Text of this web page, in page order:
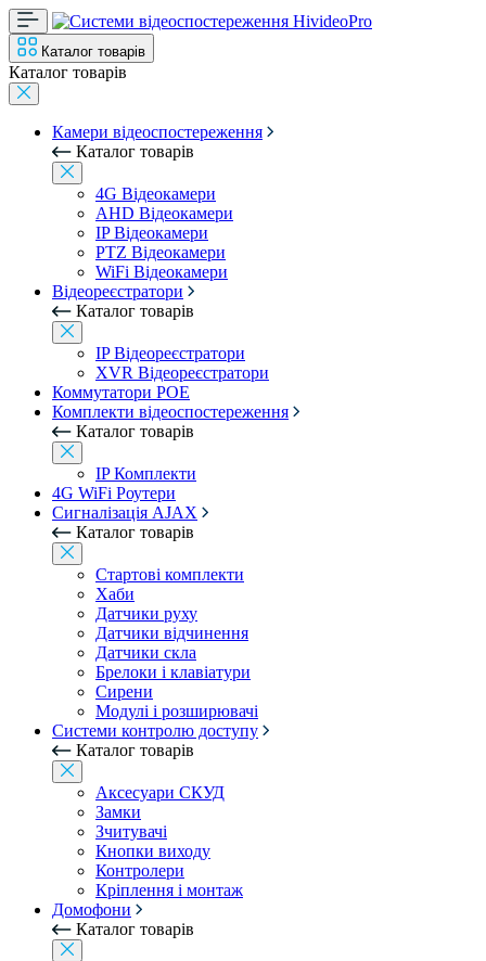
Каталог товарів
Каталог товарів
Камери відеоспостереження
Каталог товарів
4G Відеокамери
AHD Відеокамери
IP Відеокамери
PTZ Відеокамери
WiFi Відеокамери
Відеореєстратори
Каталог товарів
IP Відеореєстратори
XVR Відеореєстратори
Коммутатори POE
Комплекти відеоспостереження
Каталог товарів
IP Комплекти
4G WiFi Роутери
Сигналізація AJAX
Каталог товарів
Стартові комплекти
Хаби
Датчики руху
Датчики відчинення
Датчики скла
Брелоки і клавіатури
Сирени
Модулі і розширювачі
Системи контролю доступу
Каталог товарів
Аксесуари СКУД
Замки
Зчитувачі
Кнопки виходу
Контролери
Кріплення і монтаж
Домофони
Каталог товарів